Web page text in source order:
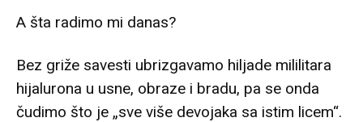
A šta radimo mi danas?
Bez griže savesti ubrizgavamo hiljade mililitara
hijalurona u usne, obraze i bradu, pa se onda
čudimo što je „sve više devojaka sa istim licem“.